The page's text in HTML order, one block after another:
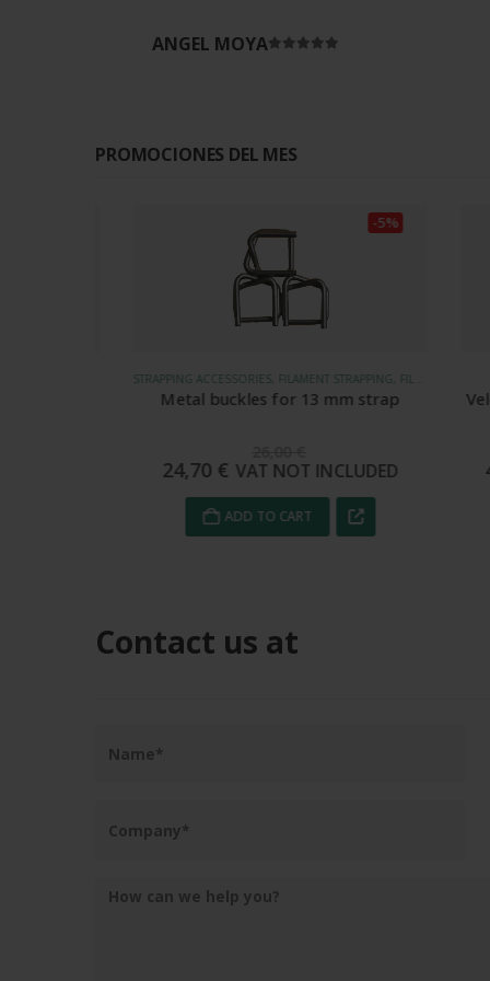
ANGEL MOYA
PROMOCIONES DEL MES
STRAPPING ACCESSORIES, FILAMENT STRAPPING, FILAMENT TEXTILE STRAPS
Metal buckles for 13 mm strap
24,70€ VAT NOT INCLUDED
ADD TO CART
Contact us at